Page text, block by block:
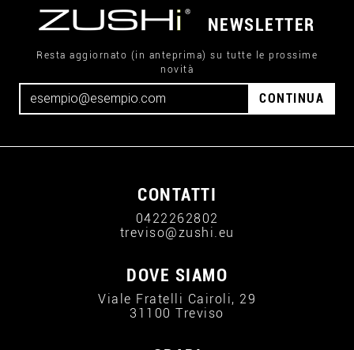
NEWSLETTER
Resta aggiornato (in anteprima) su tutte le prossime
novità
CONTINUA
CONTATTI
0422262802
treviso@zushi.eu
DOVE SIAMO
Viale Fratelli Cairoli, 29
31100 Treviso